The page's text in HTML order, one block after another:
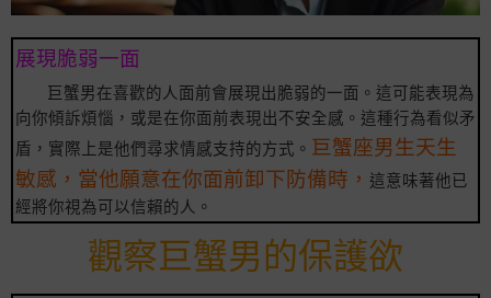
展現脆弱一面
巨蟹男在喜歡的人面前會展現出脆弱的一面。這可能表現為
向你傾訴煩惱，或是在你面前表現出不安全感。這種行為看似矛
盾，實際上是他們尋求情感支持的方式。 巨蟹座男生天生
敏感，當他願意在你面前卸下防備時， 這意味著他已
經將你視為可以信賴的人。
觀察巨蟹男的保護欲